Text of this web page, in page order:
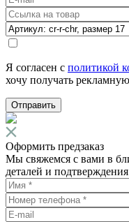
Я согласен с политикой
хочу получать
Отправить
Оформить предзаказ
Мы свяжемся с вами в
деталей и подтверждения